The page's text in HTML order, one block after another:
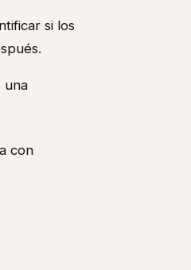
si los
una
con